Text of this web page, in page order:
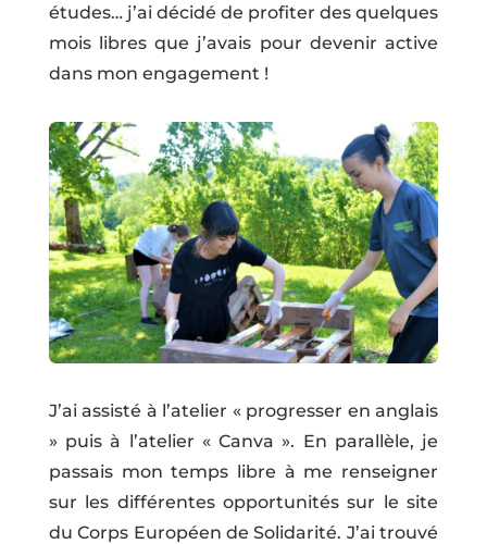
études… j’ai décidé de profiter des quelques
mois libres que j’avais pour devenir active
dans mon engagement !
J’ai assisté à l’atelier « progresser en anglais
» puis à l’atelier « Canva ». En parallèle, je
passais mon temps libre à me renseigner
sur les différentes opportunités sur le site
du Corps Européen de Solidarité. J’ai trouvé